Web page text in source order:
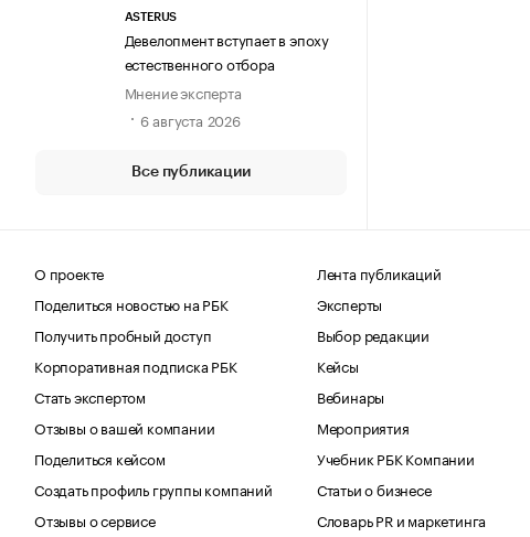
ASTERUS
Девелопмент вступает в эпоху
естественного отбора
Мнение эксперта
6 августа 2026
Все публикации
О проекте
Поделиться новостью на РБК
Получить пробный доступ
Корпоративная подписка РБК
Стать экспертом
Отзывы о вашей компании
Поделиться кейсом
Создать профиль группы компаний
Отзывы о сервисе
Лента публикаций
Эксперты
Выбор редакции
Кейсы
Вебинары
Мероприятия
Учебник РБК Компании
Статьи о бизнесе
Словарь PR и маркетинга